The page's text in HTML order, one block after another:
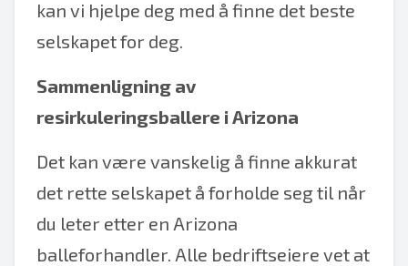
kan vi hjelpe deg med å finne det beste
selskapet for deg.
Sammenligning av
resirkuleringsballere i Arizona
Det kan være vanskelig å finne akkurat
det rette selskapet å forholde seg til når
du leter etter en Arizona
balleforhandler. Alle bedriftseiere vet at